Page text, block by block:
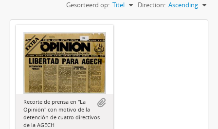
Gesorteerd op: Titel Direction: Ascending
Recorte de prensa en "La
Opinión" con motivo de la
detención de cuatro directivos
de la AGECH